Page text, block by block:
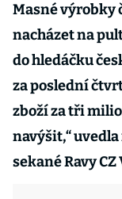
Masné výrobky
nacházet na
do hledáčku
za poslední
zboží za tři
navýšit,“
sekané Ravy